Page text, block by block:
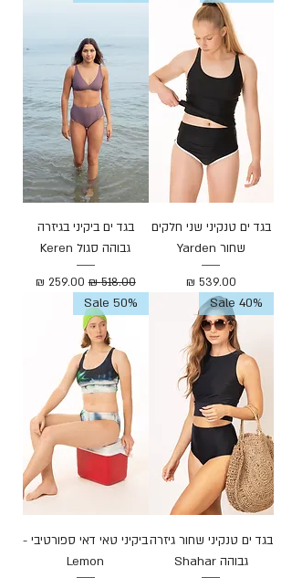
בגד ים טנקיני שני חלקים
שחור Yarden
מחיר
בגד ים ביקיני בגיזרה
גבוהה סגול Keren
מחיר רגיל‏518.00 ‏₪ מחיר מבצע
Sale 40%
בגד ים טנקיני שחור גיזרה
גבוהה Shahar
Sale 50%
ביקיני טאי דאי ספורטיבי -
Lemon